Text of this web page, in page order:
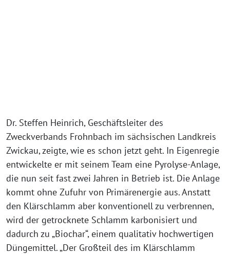
Inhalt von YouTube
immer anzeigen
„2021 09 16 Mitschnitt
Onlinegespräch
Klärschlamm“ direkt
öffnen
Dr. Steffen Heinrich, Geschäftsleiter des
Zweckverbands Frohnbach im sächsischen Landkreis
Zwickau, zeigte, wie es schon jetzt geht. In Eigenregie
entwickelte er mit seinem Team eine Pyrolyse-Anlage,
die nun seit fast zwei Jahren in Betrieb ist. Die Anlage
kommt ohne Zufuhr von Primärenergie aus. Anstatt
den Klärschlamm aber konventionell zu verbrennen,
wird der getrocknete Schlamm karbonisiert und
dadurch zu „Biochar“, einem qualitativ hochwertigen
Düngemittel. „Der Großteil des im Klärschlamm